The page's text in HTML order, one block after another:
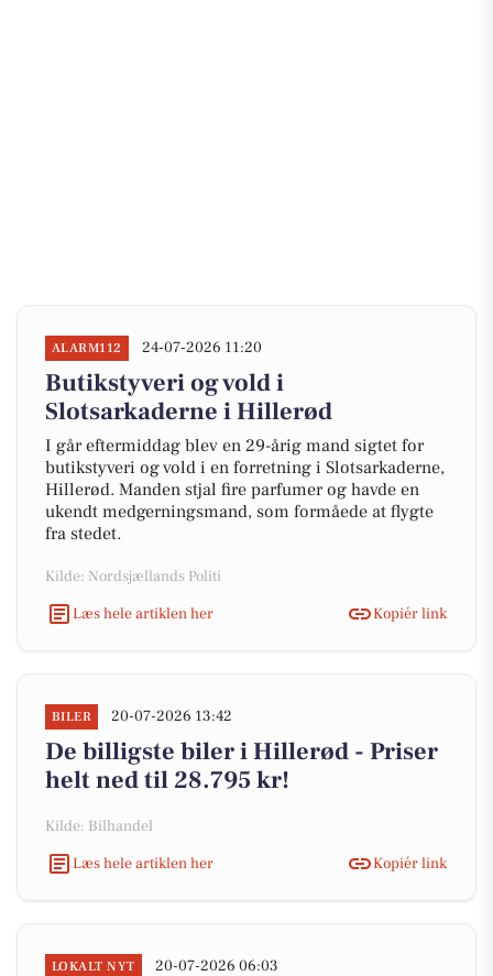
ALARM112 24-07-2026 11:20
Butikstyveri og vold i
Slotsarkaderne i Hillerød
I går eftermiddag blev en 29-årig mand sigtet for
butikstyveri og vold i en forretning i Slotsarkaderne,
Hillerød. Manden stjal fire parfumer og havde en
ukendt medgerningsmand, som formåede at flygte
fra stedet.
Kilde: Nordsjællands Politi
Læs hele artiklen her
Kopiér link
BILER 20-07-2026 13:42
De billigste biler i Hillerød - Priser
helt ned til 28.795 kr!
Kilde: Bilhandel
Læs hele artiklen her
Kopiér link
LOKALT NYT 20-07-2026 06:03